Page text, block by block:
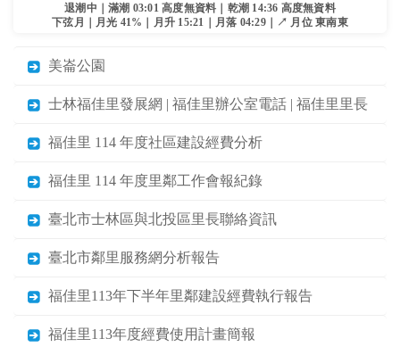
退潮中｜滿潮 03:01 高度無資料｜乾潮 14:36 高度無資料
下弦月｜月光 41%｜月升 15:21｜月落 04:29｜↗ 月位 東南東
美崙公園
士林福佳里發展網 | 福佳里辦公室電話 | 福佳里里長
福佳里 114 年度社區建設經費分析
福佳里 114 年度里鄰工作會報紀錄
臺北市士林區與北投區里長聯絡資訊
臺北市鄰里服務網分析報告
福佳里113年下半年里鄰建設經費執行報告
福佳里113年度經費使用計畫簡報